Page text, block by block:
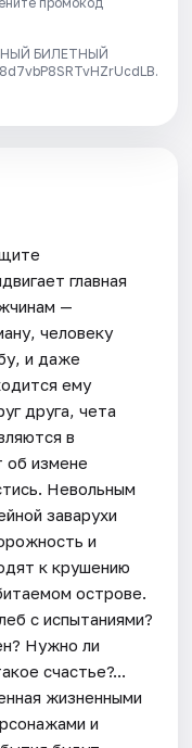
БИЛЕТНЫЙ
главная
—
человеку
и даже
ему
друга, чета
в
об измене
Невольным
заварухи
и
к крушению
острове.
с испытаниями?
Нужно ли
счастье?...
жизненными
и